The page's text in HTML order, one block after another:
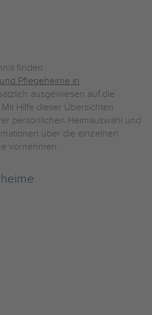
finden
Pflegeheime in
ausgewiesen auf die
Hilfe dieser Übersichten
persönlichen Heimauswahl und
über die einzelnen
vornehmen.